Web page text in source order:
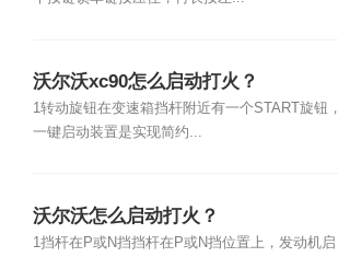
沃尔沃xc90怎么启动打火？
1转动旋钮在变速箱挡杆附近有一个START旋钮，
一键启动装置是实现简约...
沃尔沃怎么启动打火？
1挡杆在P或N挡挡杆在P或N挡位置上，发动机启